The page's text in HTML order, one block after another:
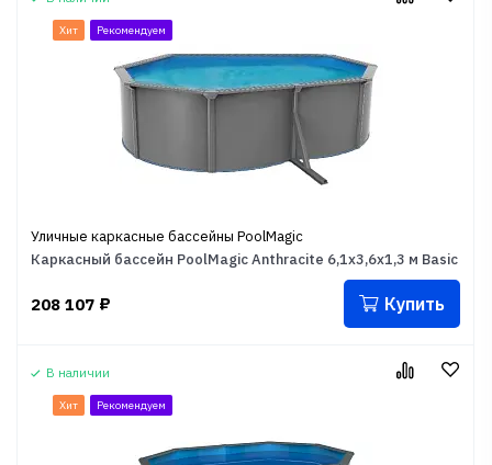
Хит Рекомендуем
Уличные каркасные бассейны PoolMagic
Каркасный бассейн PoolMagic Anthracite 6,1x3,6x1,3 м Basic
208 107 ₽ Купить
В наличии
Хит Рекомендуем